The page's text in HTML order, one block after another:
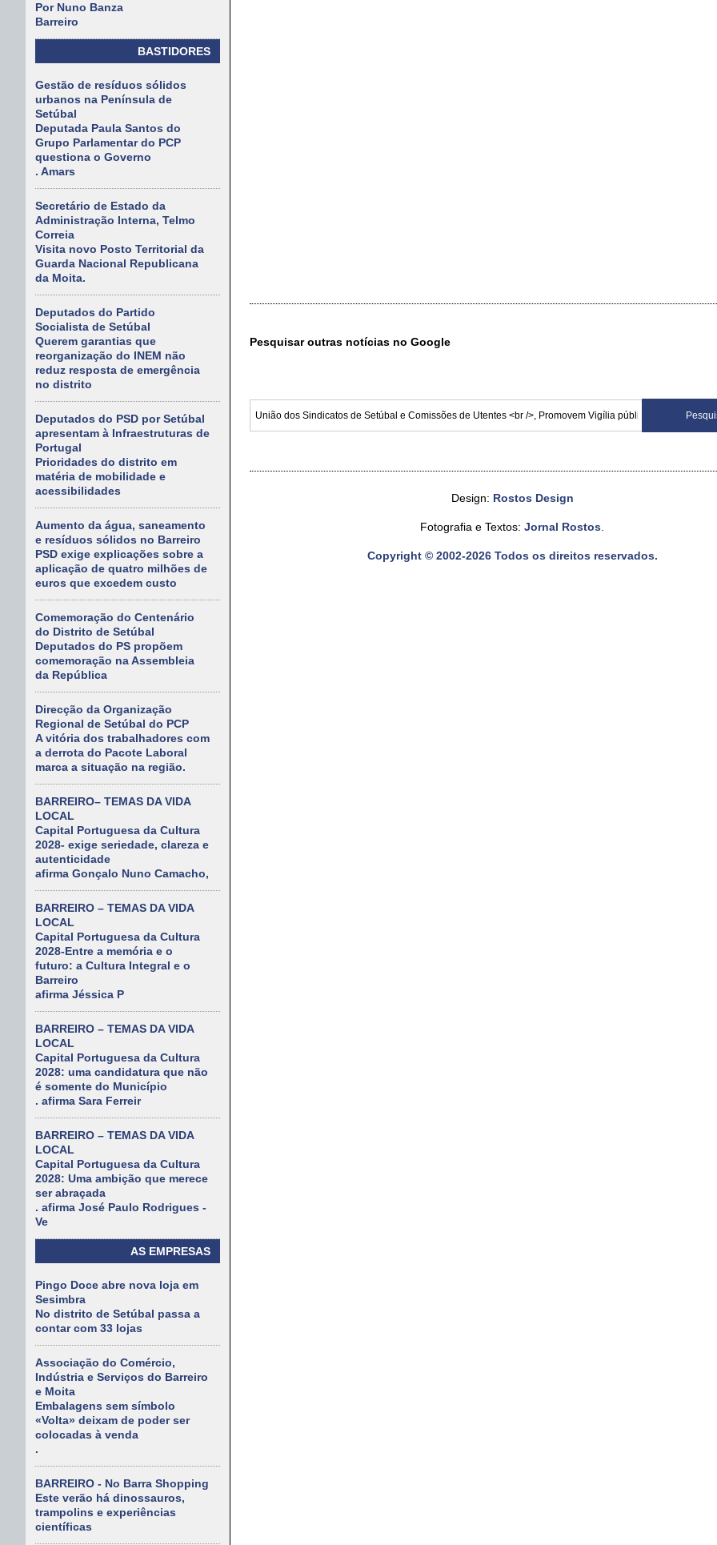
Por Nuno Banza
Barreiro
BASTIDORES
Gestão de resíduos sólidos
urbanos na Península de
Setúbal
Deputada Paula Santos do
Grupo Parlamentar do PCP
questiona o Governo
. Amars
Secretário de Estado da
Administração Interna, Telmo
Correia
Visita novo Posto Territorial da
Guarda Nacional Republicana
da Moita.
Deputados do Partido
Socialista de Setúbal
Querem garantias que
reorganização do INEM não
reduz resposta de emergência
no distrito
Deputados do PSD por Setúbal
apresentam à Infraestruturas de
Portugal
Prioridades do distrito em
matéria de mobilidade e
acessibilidades
Aumento da água, saneamento
e resíduos sólidos no Barreiro
PSD exige explicações sobre a
aplicação de quatro milhões de
euros que excedem custo
Comemoração do Centenário
do Distrito de Setúbal
Deputados do PS propõem
comemoração na Assembleia
da República
Direcção da Organização
Regional de Setúbal do PCP
A vitória dos trabalhadores com
a derrota do Pacote Laboral
marca a situação na região.
BARREIRO– TEMAS DA VIDA
LOCAL
Capital Portuguesa da Cultura
2028- exige seriedade, clareza e
autenticidade
afirma Gonçalo Nuno Camacho,
BARREIRO – TEMAS DA VIDA
LOCAL
Capital Portuguesa da Cultura
2028-Entre a memória e o
futuro: a Cultura Integral e o
Barreiro
afirma Jéssica P
BARREIRO – TEMAS DA VIDA
LOCAL
Capital Portuguesa da Cultura
2028: uma candidatura que não
é somente do Município
. afirma Sara Ferreir
BARREIRO – TEMAS DA VIDA
LOCAL
Capital Portuguesa da Cultura
2028: Uma ambição que merece
ser abraçada
. afirma José Paulo Rodrigues -
Ve
AS EMPRESAS
Pingo Doce abre nova loja em
Sesimbra
No distrito de Setúbal passa a
contar com 33 lojas
Associação do Comércio,
Indústria e Serviços do Barreiro
e Moita
Embalagens sem símbolo
«Volta» deixam de poder ser
colocadas à venda
.
BARREIRO - No Barra Shopping
Este verão há dinossauros,
trampolins e experiências
científicas
Pesquisar outras notícias no Google
Design: Rostos Design
Fotografia e Textos: Jornal Rostos
Copyright © 2002-2026 Todos os direitos reservados.